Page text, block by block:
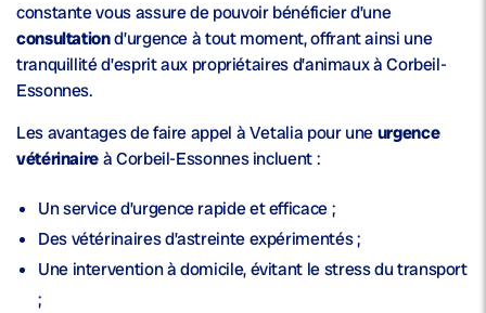
constante vous assure de pouvoir bénéficier d’une
consultationd’urgence à tout moment, offrant ainsi une
tranquillité d’esprit aux propriétaires d’animaux à Corbeil-
Essonnes.
Les avantages de faire appel à Vetalia pour uneurgence
vétérinaireà Corbeil-Essonnes incluent :
Unservice d’urgencerapide et efficace ;
Desvétérinaires d’astreinteexpérimentés ;
Une intervention à domicile, évitant le stress du transport
;